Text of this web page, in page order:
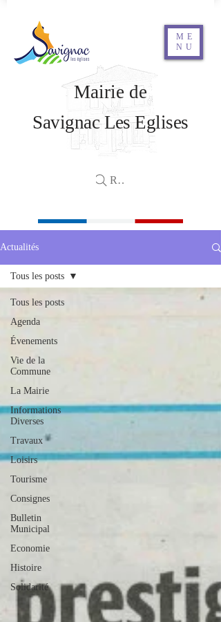
ME
NU
Savignac Les Eglises
Mairie de
Rechercher
Actualités
Tous les posts
Agenda
Évenements
Vie de la
Commune
La Mairie
Informations
Diverses
Travaux
Loisirs
Tourisme
Consignes
Bulletin
Municipal
Economie
Histoire
Solidarité
Tous les posts